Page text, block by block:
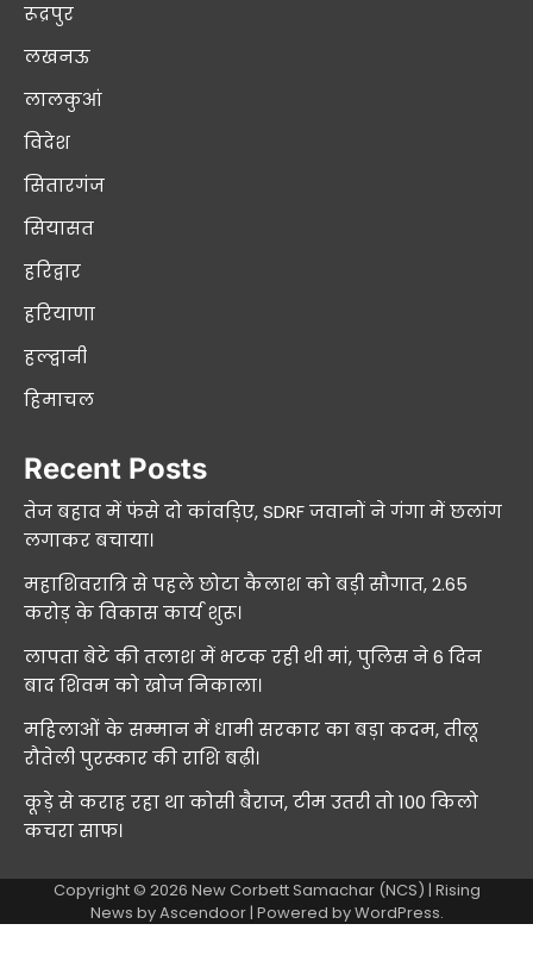
रूद्रपुर
लखनऊ
लालकुआं
विदेश
सितारगंज
सियासत
हरिद्वार
हरियाणा
हल्द्वानी
हिमाचल
Recent Posts
तेज बहाव में फंसे दो कांवड़िए, SDRF जवानों ने गंगा में छलांग
लगाकर बचाया।
महाशिवरात्रि से पहले छोटा कैलाश को बड़ी सौगात, 2.65
करोड़ के विकास कार्य शुरू।
लापता बेटे की तलाश में भटक रही थी मां, पुलिस ने 6 दिन
बाद शिवम को खोज निकाला।
महिलाओं के सम्मान में धामी सरकार का बड़ा कदम, तीलू
रौतेली पुरस्कार की राशि बढ़ी।
कूड़े से कराह रहा था कोसी बैराज, टीम उतरी तो 100 किलो
कचरा साफ।
Copyright © 2026 New Corbett Samachar (NCS) | Rising
News byAscendoor| Powered byWordPress.